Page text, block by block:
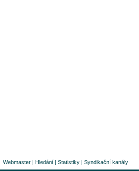
Webmaster | Hledání | Statistiky | Syndikační kanály